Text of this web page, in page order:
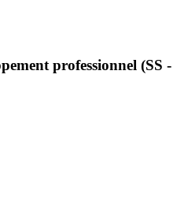
professionnel (SS -